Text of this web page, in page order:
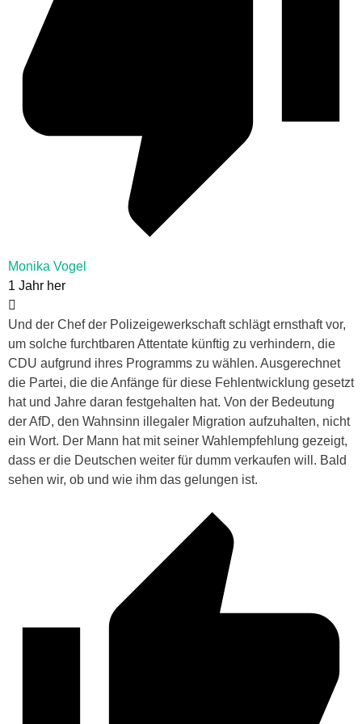
Monika Vogel
1 Jahr her
Und der Chef der Polizeigewerkschaft schlägt ernsthaft vor,
um solche furchtbaren Attentate künftig zu verhindern, die
CDU aufgrund ihres Programms zu wählen. Ausgerechnet
die Partei, die die Anfänge für diese Fehlentwicklung gesetzt
hat und Jahre daran festgehalten hat. Von der Bedeutung
der AfD, den Wahnsinn illegaler Migration aufzuhalten, nicht
ein Wort. Der Mann hat mit seiner Wahlempfehlung gezeigt,
dass er die Deutschen weiter für dumm verkaufen will. Bald
sehen wir, ob und wie ihm das gelungen ist.